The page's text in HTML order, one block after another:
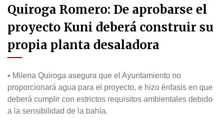
Quiroga Romero: De aprobarse el
proyecto Kuni deberá construir su
propia planta desaladora
• Milena Quiroga asegura que el Ayuntamiento no
proporcionará agua para el proyecto, e hizo énfasis en que
deberá cumplir con estrictos requisitos ambientales debido
a la sensibilidad de la bahía.